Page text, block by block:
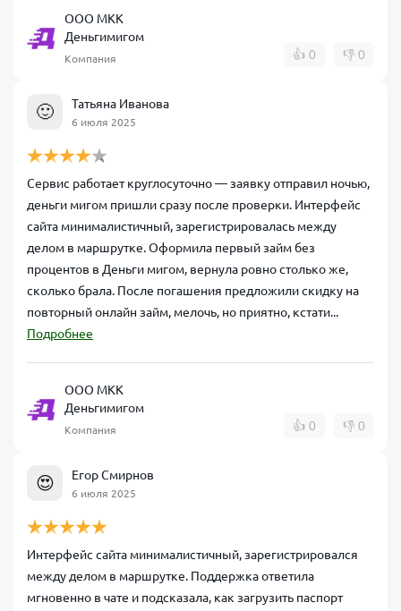
ООО МКК
Деньгимигом
Компания 👍 0 👎 0
🙂 Татьяна Иванова
6 июля 2025
Сервис работает круглосуточно — заявку отправил ночью,
деньги мигом пришли сразу после проверки. Интерфейс
сайта минималистичный, зарегистрировалась между
делом в маршрутке. Оформила первый займ без
процентов в Деньги мигом, вернула ровно столько же,
сколько брала. После погашения предложили скидку на
повторный онлайн займ, мелочь, но приятно, кстати...
Подробнее
ООО МКК
Деньгимигом
Компания 👍 0 👎 0
😍 Егор Смирнов
6 июля 2025
Интерфейс сайта минималистичный, зарегистрировался
между делом в маршрутке. Поддержка ответила
мгновенно в чате и подсказала, как загрузить паспорт